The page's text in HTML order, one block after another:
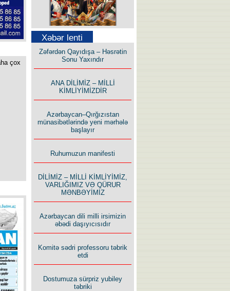
çox
Səfər Alışarlı yazır
Uzun yolun Yolçusu
Xəbər lenti
Zəfərdən Qayıdışa – Həsrətin
Sonu Yaxındır
ANA DİLİMİZ – MİLLİ
KİMLİYİMİZDİR
Azərbaycan–Qırğızıstan
münasibətlərində yeni mərhələ
başlayır
Ruhumuzun manifesti
DİLİMİZ – MİLLİ KİMLİYİMİZ,
VARLIĞIMIZ VƏ QÜRUR
MƏNBƏYİMİZ
Azərbaycan dili milli irsimizin
əbədi daşıyıcısıdır
Komitə sədri professoru təbrik
etdi
Dostumuza sürpriz yubiley
təbriki